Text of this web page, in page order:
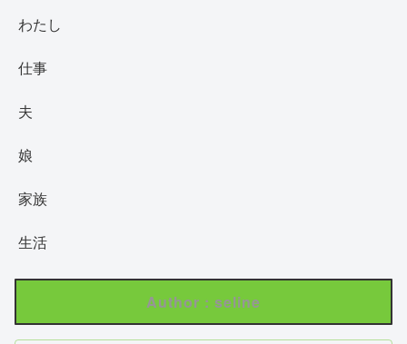
わたし
仕事
夫
娘
家族
生活
Author : seline